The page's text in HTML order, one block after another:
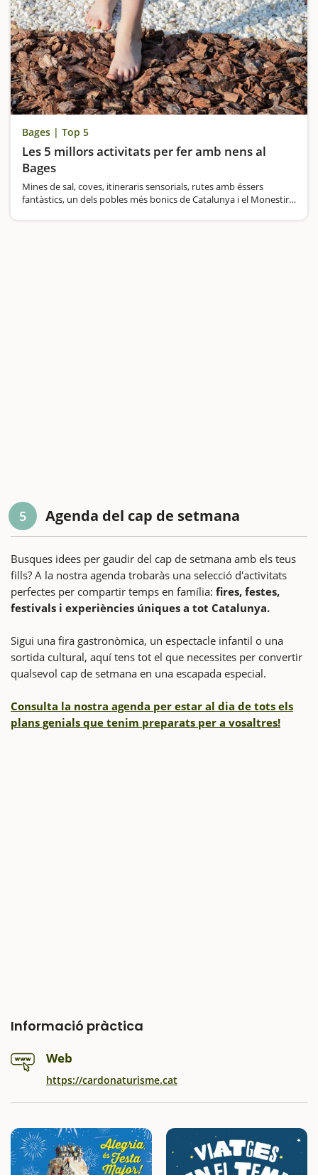
Bages | Top 5
Les 5 millors activitats per fer amb nens al
Bages
Mines de sal, coves, itineraris sensorials, rutes amb éssers
fantàstics, un dels pobles més bonics de Catalunya i el Monestir
5 Agenda del cap de setmana
Busques idees per gaudir del cap de setmana amb els teus
fills? A la nostra agenda trobaràs una selecció d'activitats
perfectes per compartir temps en família: fires, festes,
festivals i experiències úniques a tot Catalunya.
Sigui una fira gastronòmica, un espectacle infantil o una
sortida cultural, aquí tens tot el que necessites per convertir
qualsevol cap de setmana en una escapada especial.
Consulta la nostra agenda per estar al dia de tots els
plans genials que tenim preparats per a vosaltres!
Informació pràctica
Web
https://cardonaturisme.cat